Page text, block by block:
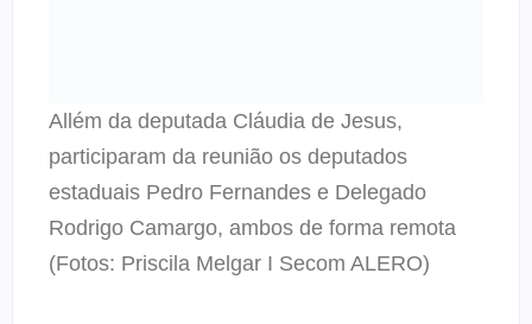
Allém da deputada Cláudia de Jesus,
participaram da reunião os deputados
estaduais Pedro Fernandes e Delegado
Rodrigo Camargo, ambos de forma remota
(Fotos: Priscila Melgar I Secom ALERO)